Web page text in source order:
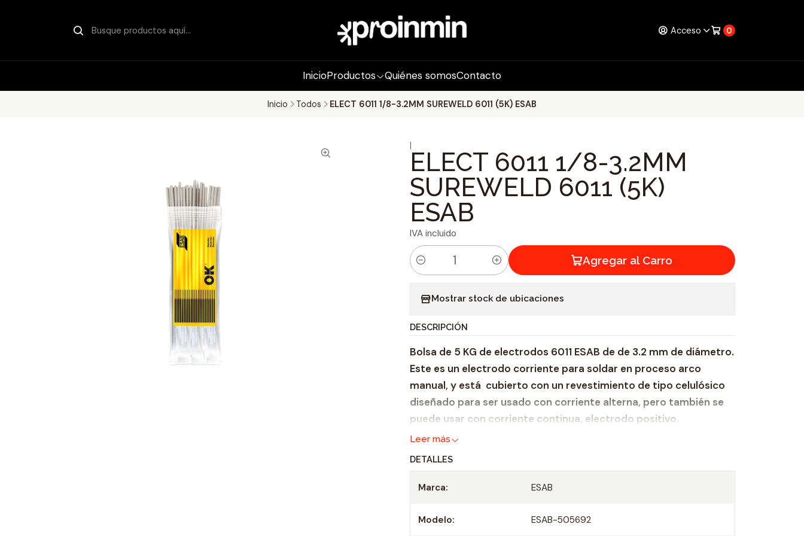
Acceso 0
InicioProductos Quiénes somosContacto
Inicio Todos ELECT 6011 1/8-3.2MM SUREWELD 6011 (5K) ESAB
|
ELECT 6011 1/8-3.2MM
SUREWELD 6011 (5K)
ESAB
IVA incluido
C
i
d
a
d
Agregar al Carro
Mostrar stock de ubicaciones
DESCRIPCIÓN
Bolsa de 5 KG de electrodos 6011 ESAB de de 3.2 mm de diámetro.
Este es un electrodo corriente para soldar en proceso arco
manual, y está cubierto con un revestimiento de tipo celulósico
diseñado para ser usado con corriente alterna, pero también se
puede usar con corriente continua, electrodo positivo.
Leer más
DETALLES
Marca: ESAB
Modelo: ESAB-505692